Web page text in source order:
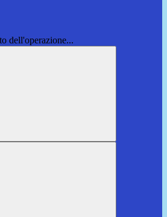
dell'operazione...